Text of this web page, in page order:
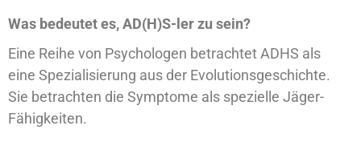
Was bedeutet es, AD(H)S-ler zu sein?
Eine Reihe von Psychologen betrachtet ADHS als
eine Spezialisierung aus der Evolutionsgeschichte.
Sie betrachten die Symptome als spezielle Jäger-
Fähigkeiten.